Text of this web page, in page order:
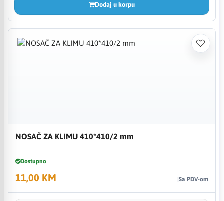
Dodaj u korpu
NOSAČ ZA KLIMU 410*410/2 mm
Dostupno
11,00 KM Sa PDV-om